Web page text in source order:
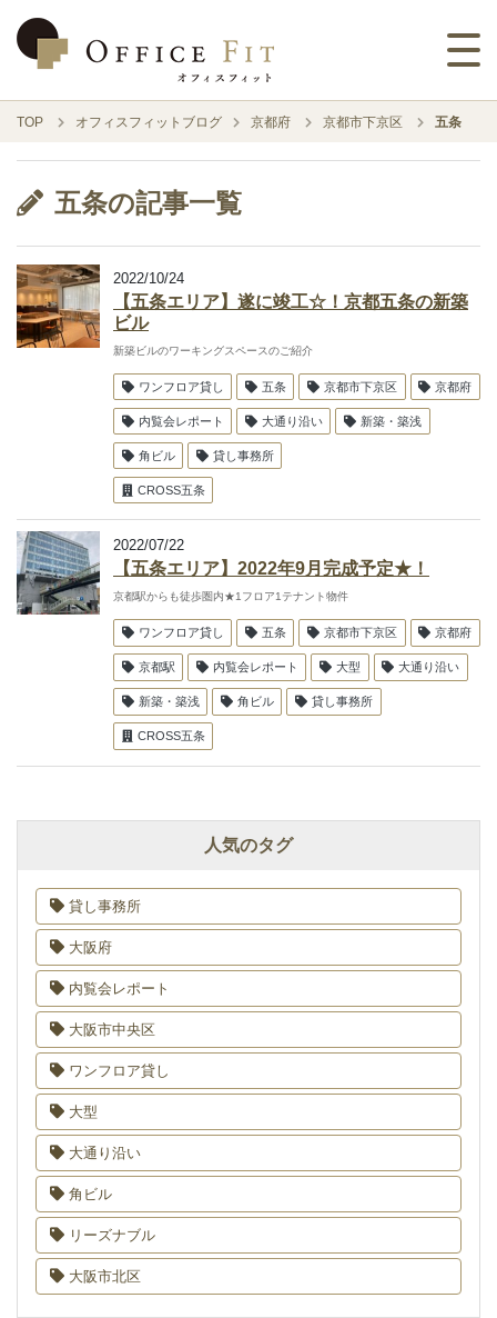
TOP オフィスフィットブログ 京都府 京都市下京区 五条
五条の記事一覧
2022/10/24
【五条エリア】遂に竣工☆！京都五条の新築
ビル
新築ビルのワーキングスペースのご紹介
ワンフロア貸し 五条 京都市下京区 京都府
内覧会レポート 大通り沿い 新築・築浅
角ビル 貸し事務所
CROSS五条
2022/07/22
【五条エリア】2022年9月完成予定★！
京都駅からも徒歩圏内★1フロア1テナント物件
ワンフロア貸し 五条 京都市下京区 京都府
京都駅 内覧会レポート 大型 大通り沿い
新築・築浅 角ビル 貸し事務所
CROSS五条
人気のタグ
貸し事務所
大阪府
内覧会レポート
大阪市中央区
ワンフロア貸し
大型
大通り沿い
角ビル
リーズナブル
大阪市北区